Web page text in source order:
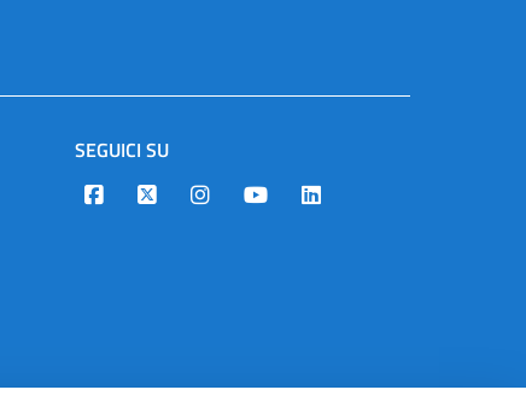
SEGUICI SU
Designers Italia
TwitterInstagramYoutubeLinkedin